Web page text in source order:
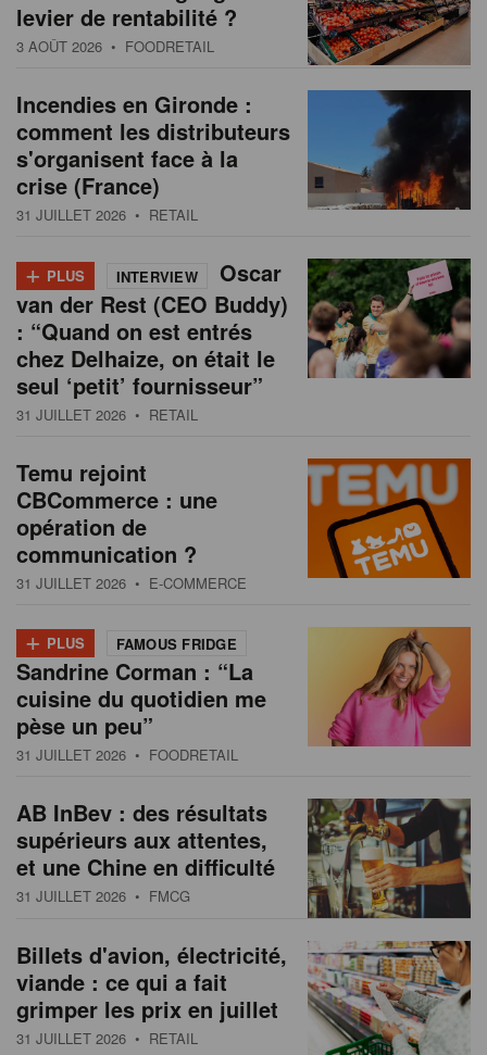
levier de rentabilité ?
3 AOÛT 2026 • FOODRETAIL
Incendies en Gironde :
comment les distributeurs
s'organisent face à la
crise (France)
31 JUILLET 2026 • RETAIL
+ PLUS INTERVIEW
Oscar
van der Rest (CEO Buddy)
: “Quand on est entrés
chez Delhaize, on était le
seul ‘petit’ fournisseur”
31 JUILLET 2026 • RETAIL
Temu rejoint
CBCommerce : une
opération de
communication ?
31 JUILLET 2026 • E-COMMERCE
+ PLUS FAMOUS FRIDGE
Sandrine Corman : “La
cuisine du quotidien me
pèse un peu”
31 JUILLET 2026 • FOODRETAIL
AB InBev : des résultats
supérieurs aux attentes,
et une Chine en difficulté
31 JUILLET 2026 • FMCG
Billets d'avion, électricité,
viande : ce qui a fait
grimper les prix en juillet
31 JUILLET 2026 • RETAIL